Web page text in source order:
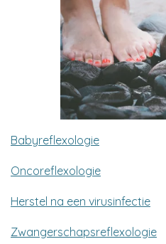
Babyreflexologie
Oncoreflexologie
Herstel na een virusinfectie
Zwangerschapsreflexologie